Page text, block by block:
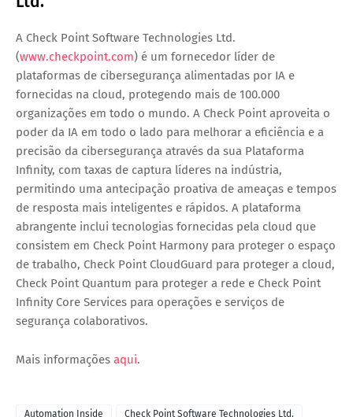
A Check Point Software Technologies Ltd.
(www.checkpoint.com) é um fornecedor líder de
plataformas de cibersegurança alimentadas por IA e
fornecidas na cloud, protegendo mais de 100.000
organizações em todo o mundo. A Check Point aproveita o
poder da IA em todo o lado para melhorar a eficiência e a
precisão da cibersegurança através da sua Plataforma
Infinity, com taxas de captura líderes na indústria,
permitindo uma antecipação proativa de ameaças e tempos
de resposta mais inteligentes e rápidos. A plataforma
abrangente inclui tecnologias fornecidas pela cloud que
consistem em Check Point Harmony para proteger o espaço
de trabalho, Check Point CloudGuard para proteger a cloud,
Check Point Quantum para proteger a rede e Check Point
Infinity Core Services para operações e serviços de
segurança colaborativos.
Mais informações aqui.
Automation Inside Check Point Software Technologies Ltd.